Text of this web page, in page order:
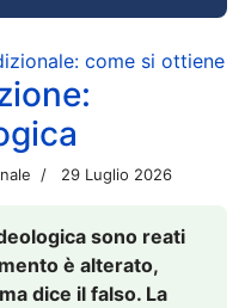
come si ottiene
29 Luglio 2026
sono reati
è alterato,
dice il falso. La